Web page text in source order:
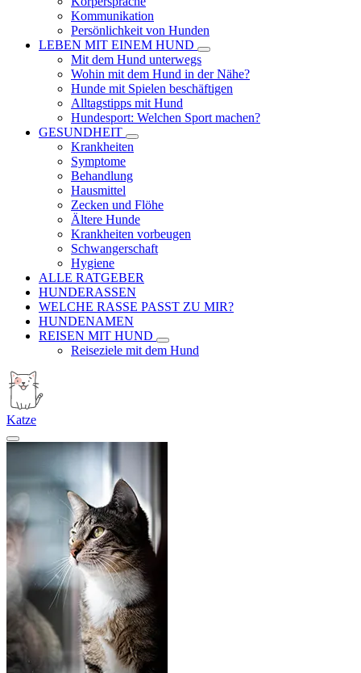
Kommunikation
Persönlichkeit von Hunden
LEBEN MIT EINEM HUND
Mit dem Hund unterwegs
Wohin mit dem Hund in der Nähe?
Hunde mit Spielen beschäftigen
Alltagstipps mit Hund
Hundesport: Welchen Sport machen?
GESUNDHEIT
Krankheiten
Symptome
Behandlung
Hausmittel
Zecken und Flöhe
Ältere Hunde
Krankheiten vorbeugen
Schwangerschaft
Hygiene
ALLE RATGEBER
HUNDERASSEN
WELCHE RASSE PASST ZU MIR?
HUNDENAMEN
REISEN MIT HUND
Reiseziele mit dem Hund
Katze